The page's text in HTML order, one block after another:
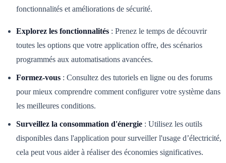
fonctionnalités et améliorations de sécurité.
Explorez les fonctionnalités : Prenez le temps de découvrir
toutes les options que votre application offre, des scénarios
programmés aux automatisations avancées.
Formez-vous : Consultez des tutoriels en ligne ou des forums
pour mieux comprendre comment configurer votre système dans
les meilleures conditions.
Surveillez la consommation d'énergie : Utilisez les outils
disponibles dans l'application pour surveiller l'usage d’électricité,
cela peut vous aider à réaliser des économies significatives.